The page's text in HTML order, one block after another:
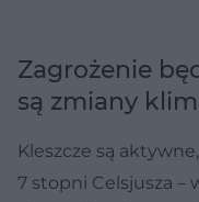
Zagrożenie
są zmiany
Kleszcze są
7 stopni Celsjusza –